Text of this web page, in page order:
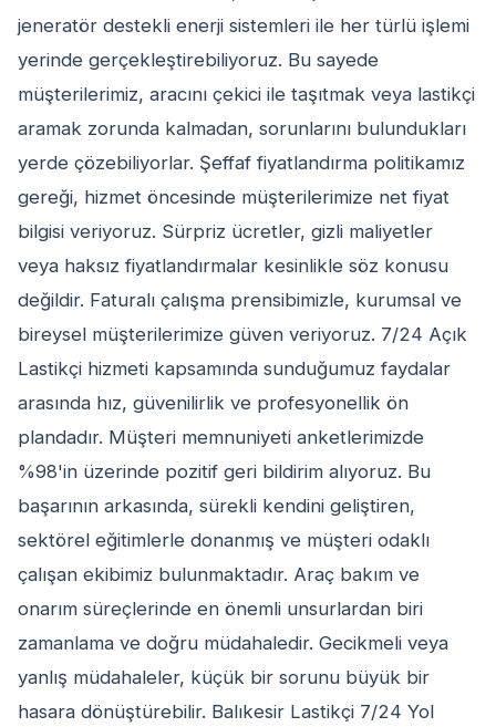
jeneratör destekli enerji sistemleri ile her türlü işlemi
yerinde gerçekleştirebiliyoruz. Bu sayede
müşterilerimiz, aracını çekici ile taşıtmak veya lastikçi
aramak zorunda kalmadan, sorunlarını bulundukları
yerde çözebiliyorlar. Şeffaf fiyatlandırma politikamız
gereği, hizmet öncesinde müşterilerimize net fiyat
bilgisi veriyoruz. Sürpriz ücretler, gizli maliyetler
veya haksız fiyatlandırmalar kesinlikle söz konusu
değildir. Faturalı çalışma prensibimizle, kurumsal ve
bireysel müşterilerimize güven veriyoruz. 7/24 Açık
Lastikçi hizmeti kapsamında sunduğumuz faydalar
arasında hız, güvenilirlik ve profesyonellik ön
plandadır. Müşteri memnuniyeti anketlerimizde
%98'in üzerinde pozitif geri bildirim alıyoruz. Bu
başarının arkasında, sürekli kendini geliştiren,
sektörel eğitimlerle donanmış ve müşteri odaklı
çalışan ekibimiz bulunmaktadır. Araç bakım ve
onarım süreçlerinde en önemli unsurlardan biri
zamanlama ve doğru müdahaledir. Gecikmeli veya
yanlış müdahaleler, küçük bir sorunu büyük bir
hasara dönüştürebilir. Balıkesir Lastikçi 7/24 Yol